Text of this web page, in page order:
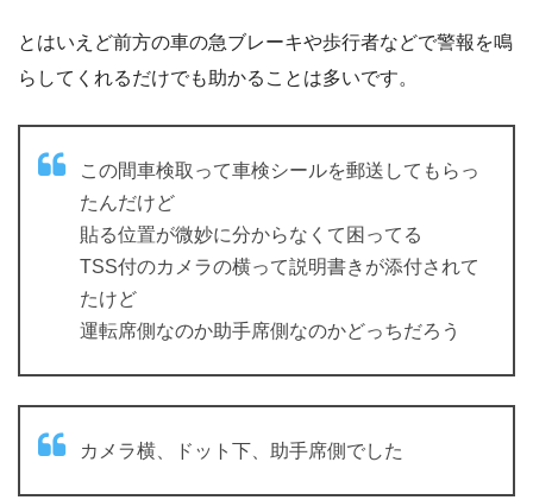
とはいえど前方の車の急ブレーキや歩行者などで警報を鳴
らしてくれるだけでも助かることは多いです。
この間車検取って車検シールを郵送してもらっ
たんだけど
貼る位置が微妙に分からなくて困ってる
TSS付のカメラの横って説明書きが添付されて
たけど
運転席側なのか助手席側なのかどっちだろう
カメラ横、ドット下、助手席側でした